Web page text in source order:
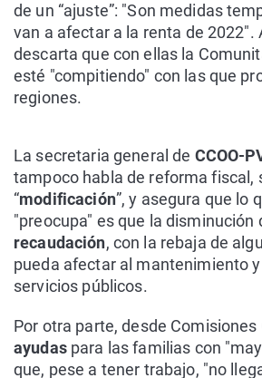
de un “ajuste”: "Son medidas
van a afectar a la renta de 2022".
descarta que con ellas la
esté "compitiendo" con las que
regiones.
La secretaria general de CCOO-
tampoco habla de reforma fiscal,
“modificación”, y asegura que lo
"preocupa" es que la disminución
recaudación, con la rebaja de
pueda afectar al mantenimiento
servicios públicos.
Por otra parte, desde
ayudas para las familias con
que, pese a tener trabajo, "no